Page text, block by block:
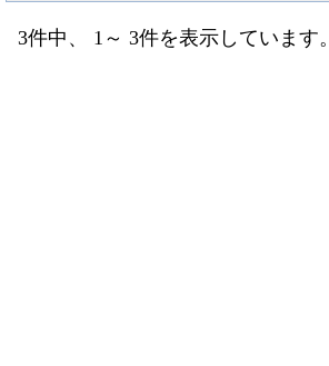
3件中、 1～ 3件を表示しています。